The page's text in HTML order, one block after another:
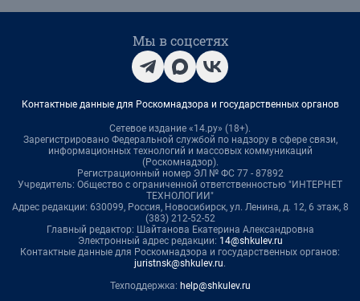
Мы в соцсетях
Контактные данные для Роскомнадзора и государственных органов
Сетевое издание «14.ру» (18+).
Зарегистрировано Федеральной службой по надзору в сфере связи,
информационных технологий и массовых коммуникаций
(Роскомнадзор).
Регистрационный номер ЭЛ № ФС 77 - 87892
Учредитель: Общество с ограниченной ответственностью "ИНТЕРНЕТ
ТЕХНОЛОГИИ"
Адрес редакции: 630099, Россия, Новосибирск, ул. Ленина, д. 12, 6 этаж, 8
(383) 212-52-52
Главный редактор: Шайтанова Екатерина Александровна
Электронный адрес редакции: 14@shkulev.ru
Контактные данные для Роскомнадзора и государственных органов:
juristnsk@shkulev.ru.
Техподдержка: help@shkulev.ru